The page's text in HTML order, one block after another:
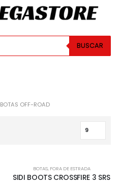
BUSCAR
BOTAS OFF-ROAD
BOTAS, FORA DE ESTRADA
SIDI BOOTS CROSSFIRE 3 SRS